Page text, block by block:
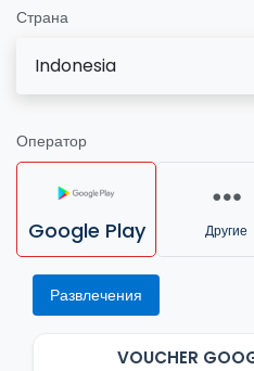
Страна
Indonesia
Оператор
Google Play Другие
Развлечения
VOUCHER